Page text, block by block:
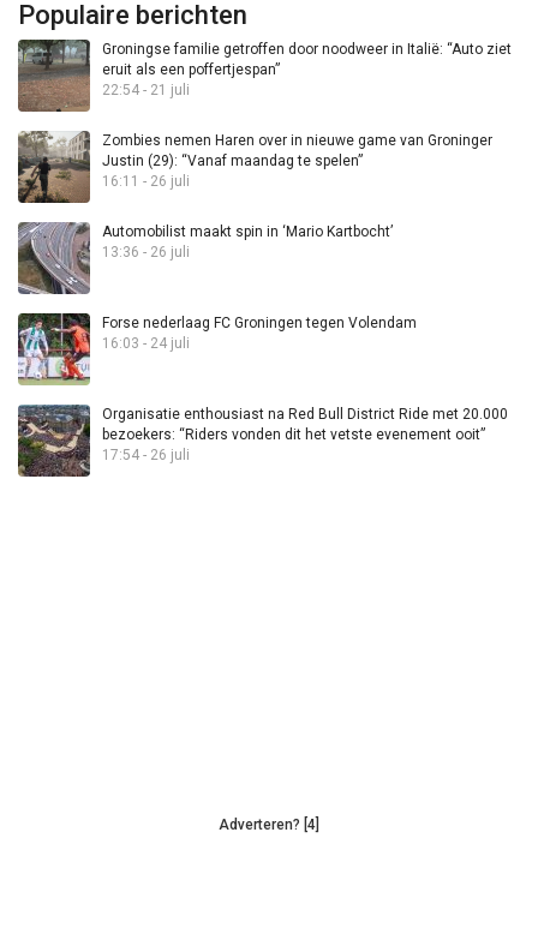
Populaire berichten
Groningse familie getroffen door noodweer in Italië: “Auto ziet
eruit als een poffertjespan”
22:54 - 21 juli
Zombies nemen Haren over in nieuwe game van Groninger
Justin (29): “Vanaf maandag te spelen”
16:11 - 26 juli
Automobilist maakt spin in ‘Mario Kartbocht’
13:36 - 26 juli
Forse nederlaag FC Groningen tegen Volendam
16:03 - 24 juli
Organisatie enthousiast na Red Bull District Ride met 20.000
bezoekers: “Riders vonden dit het vetste evenement ooit”
17:54 - 26 juli
Adverteren? [4]